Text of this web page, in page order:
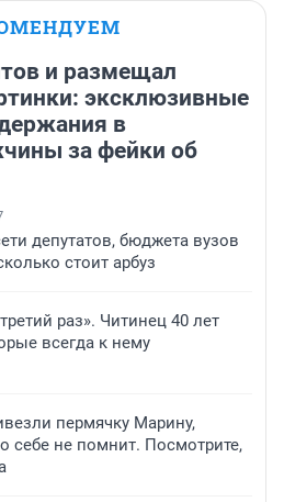
и размещал
эксклюзивные
в
за фейки об
депутатов, бюджета вузов
стоит арбуз
раз». Читинец 40 лет
всегда к нему
пермячку Марину,
себе не помнит. Посмотрите,